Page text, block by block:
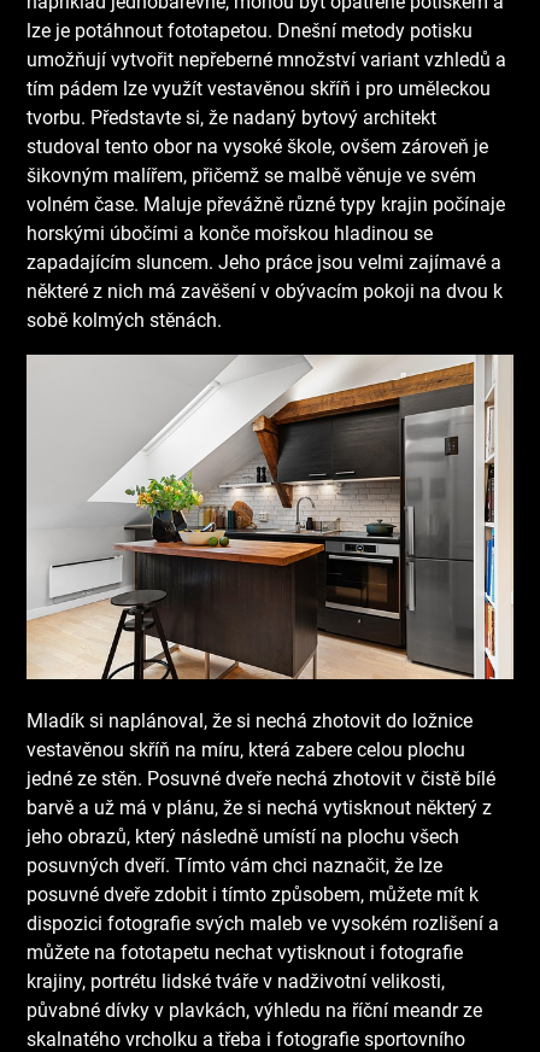
lze je potáhnout fototapetou. Dnešní metody potisku
umožňují vytvořit nepřeberné množství variant vzhledů a
tím pádem lze využít vestavěnou skříň i pro uměleckou
tvorbu. Představte si, že nadaný bytový architekt
studoval tento obor na vysoké škole, ovšem zároveň je
šikovným malířem, přičemž se malbě věnuje ve svém
volném čase. Maluje převážně různé typy krajin počínaje
horskými úbočími a konče mořskou hladinou se
zapadajícím sluncem. Jeho práce jsou velmi zajímavé a
některé z nich má zavěšení v obývacím pokoji na dvou k
sobě kolmých stěnách.
Mladík si naplánoval, že si nechá zhotovit do ložnice
vestavěnou skříň na míru, která zabere celou plochu
jedné ze stěn. Posuvné dveře nechá zhotovit v čistě bílé
barvě a už má v plánu, že si nechá vytisknout některý z
jeho obrazů, který následně umístí na plochu všech
posuvných dveří.Tímto vám chci naznačit, že lze
posuvné dveře zdobit i tímto způsobem, můžete mít k
dispozici fotografie svých maleb ve vysokém rozlišení a
můžete na fototapetu nechat vytisknout i fotografie
krajiny, portrétu lidské tváře v nadživotní velikosti,
půvabné dívky v plavkách, výhledu na říční meandr ze
skalnatého vrcholku a třeba i fotografie sportovního